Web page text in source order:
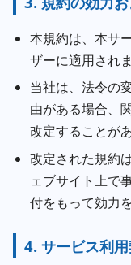
本規約は、本サ
ザーに適用されま
当社は、法令の
由がある場合、
改定することが
改定された規約
ェブサイト上で
付をもって効力
4. サービス利